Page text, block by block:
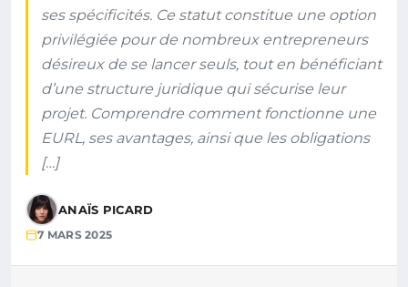
ses spécificités. Ce statut constitue une option
privilégiée pour de nombreux entrepreneurs
désireux de se lancer seuls, tout en bénéficiant
d’une structure juridique qui sécurise leur
projet. Comprendre comment fonctionne une
EURL, ses avantages, ainsi que les obligations
[…]
ANAÏS PICARD
7 MARS 2025